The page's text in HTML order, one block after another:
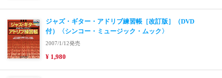
ジャズ・ギター・アドリブ練習帳［改訂版］（DVD
付）〈シンコー・ミュージック・ムック〉
2007/1/12発売
¥ 1,980